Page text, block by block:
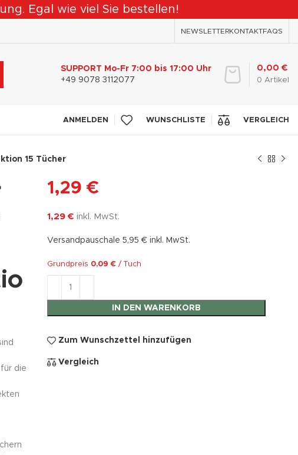
Egal wie viel Sie bestellen!
NEWSLETTERKONTAKTFAQS
SUPPORT Mo-Fr 7:00 bis 17:00 Uhr
+49 9078 3112077
0 Artikel
0,00 €
ANMELDEN WUNSCHLISTE VERGLEICH
15 Tücher
die
1,29 €
1,29 € inkl. MwSt.
Versandpauschale 5,95 € inkl. MwSt.
Grundpreis 0,09€/ Tuch
IN DEN WARENKORB
Zum Wunschzettel hinzufügen
Vergleich